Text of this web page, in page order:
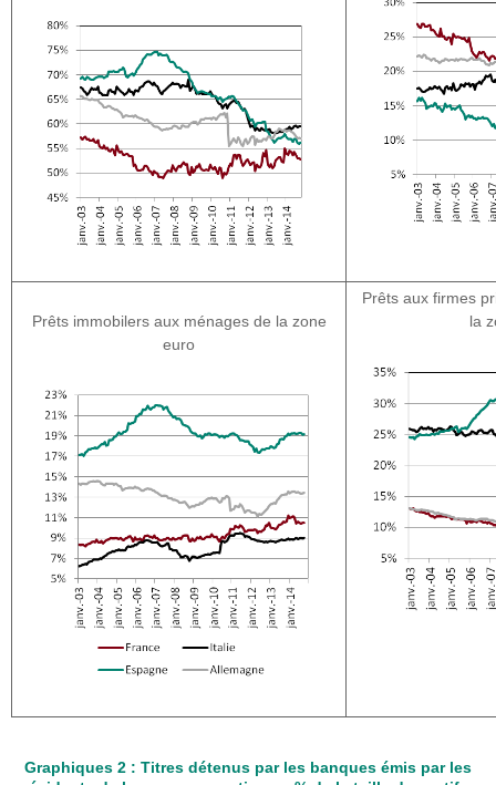
Prêts immobilers aux ménages de la zone
euro
Prêts aux firmes
la
Graphiques 2 : Titres détenus par les banques émis par les